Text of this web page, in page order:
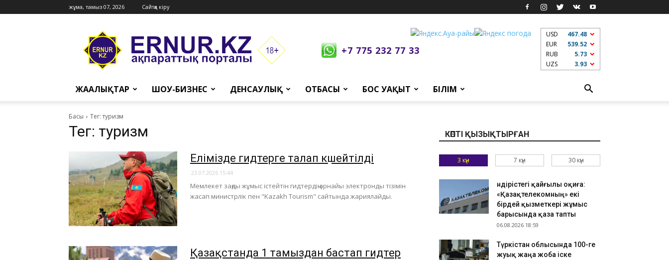
жұма, тамыз 07, 2026 Сайтқа кіру
Ernur
Press
+7 775 232 77 33
USD
467.48
EUR
539.52
RUB
5.73
UZS
3.93
ЖАҢАЛЫҚТАР ШОУ-БИЗНЕС ДЕНСАУЛЫҚ ОТБАСЫ БОС УАҚЫТ БІЛІМ
Басы Тег: туризм
Тег: туризм
Елімізде гидтерге талап күшейтілді
23.07.2026 15:44
Мемлекет заңды жұмыс істейтін гидтердің арнайы электронды тізімін
жасап министрлік пен "Kazakh Tourism" сайтында жариялайды.
Қазақстанда 1 тамыздан бастап гидтер
КӨПТІ ҚЫЗЫҚТЫРҒАН
3 күн 7 күн 30 күн
Өндірістегі қайғылы оқиға:
«Қазақтелекомның» екі
бірдей қызметкері жұмыс
барысында қаза тапты
06.08.2026 18:59
Түркістан облысында 100-ге
жуық жаңа жоба іске